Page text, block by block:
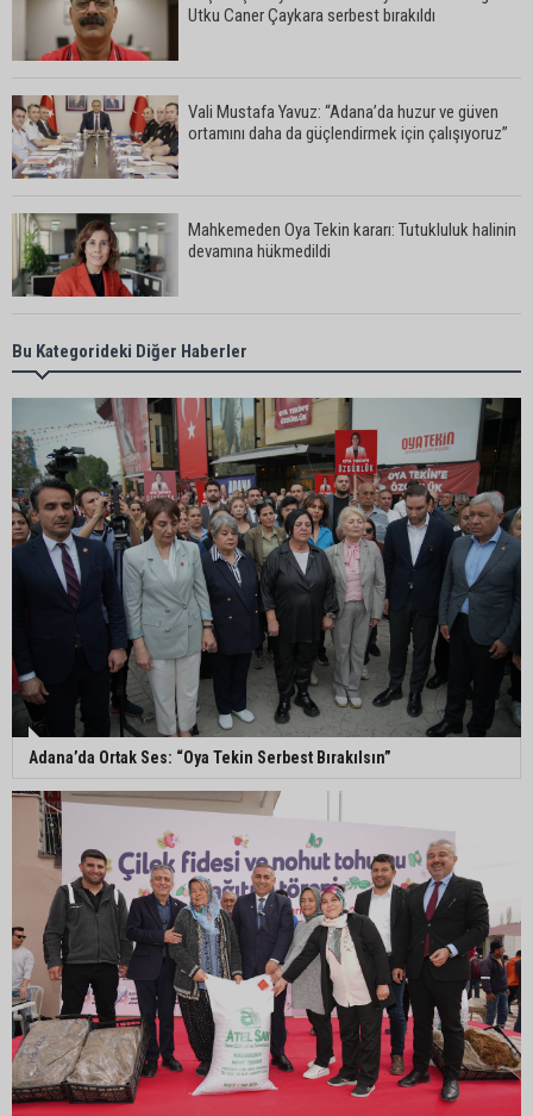
Utku Caner Çaykara serbest bırakıldı
Vali Mustafa Yavuz: “Adana’da huzur ve güven
ortamını daha da güçlendirmek için çalışıyoruz”
Mahkemeden Oya Tekin kararı: Tutukluluk halinin
devamına hükmedildi
Adana’da taziye evinde silahlı kavga kamerada:
Çok sayıda polis ekibi olay yerine sevk edildi
Adana’da parktaki OED cihazını çalan şüpheli
tutuklandı
Seyhan’da fırın ve pastanelere hijyen denetimi
gerçekleştirildi
Eski polis memuru Ergün Karakaya’nın
öldürüldüğü silahlı kavganın görüntüleri ortaya
çıktı
İmamoğlu’nda hijyen ve etiket kontrolü
Mustafa Özkan: "Yüreğir Belediye Başkan
Vekilliği seçimine ilişkin hukuki süreç başlatıldı"
Bu Kategorideki Diğer Haberler
Adana’da Ortak Ses: “Oya Tekin Serbest Bırakılsın”